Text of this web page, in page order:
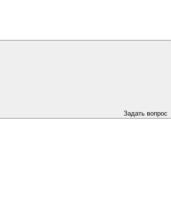
Задать вопрос